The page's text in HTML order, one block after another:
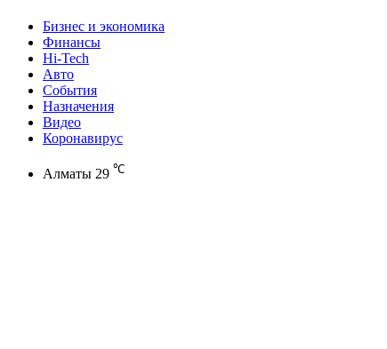
Бизнес и экономика
Финансы
Hi-Tech
Авто
События
Назначения
Видео
Коронавирус
Алматы 29 ℃